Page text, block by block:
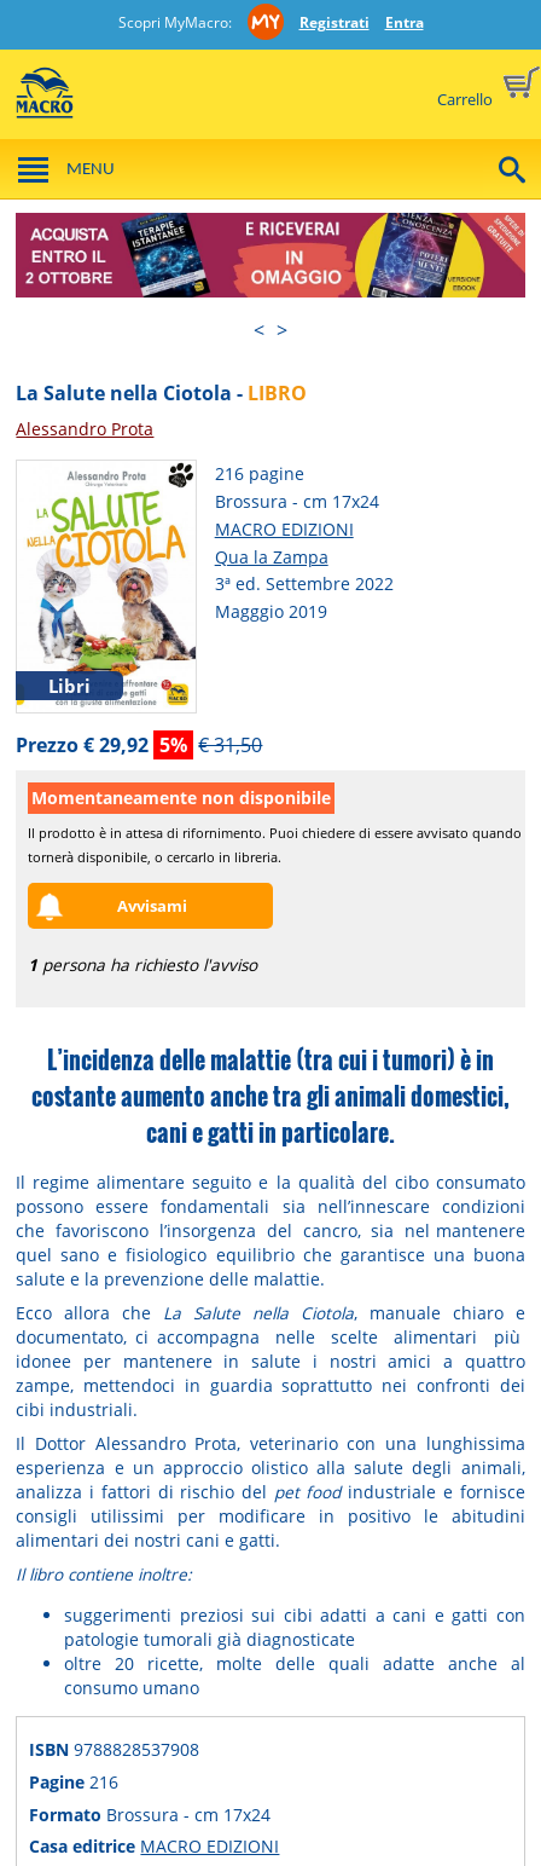
Scopri MyMacro: Registrati Entra
Carrello
MENU
< >
La Salute nella Ciotola - LIBRO
Alessandro Prota
Libri
216 pagine
Brossura - cm 17x24
MACRO EDIZIONI
Qua la Zampa
3ª ed. Settembre 2022
Magggio 2019
Prezzo € 29,92 5% € 31,50
Momentaneamente non disponibile
Il prodotto è in attesa di rifornimento. Puoi chiedere di essere avvisato quando
tornerà disponibile, o cercarlo in libreria.
Avvisami
1 persona ha richiesto l'avviso
L’incidenza delle malattie (tra cui i tumori) è in
costante aumento anche tra gli animali domestici,
cani e gatti in particolare.
Il regime alimentare seguito e la qualità del cibo consumato
possono essere fondamentali sia nell’innescare condizioni
che favoriscono l’insorgenza del cancro, sia nel mantenere
quel sano e fisiologico equilibrio che garantisce una buona
salute e la prevenzione delle malattie.
Ecco allora che La Salute nella Ciotola, manuale chiaro e
documentato, ci accompagna nelle scelte alimentari più
idonee per mantenere in salute i nostri amici a quattro
zampe, mettendoci in guardia soprattutto nei confronti dei
cibi industriali.
Il Dottor Alessandro Prota, veterinario con una lunghissima
esperienza e un approccio olistico alla salute degli animali,
analizza i fattori di rischio del pet foodindustriale e fornisce
consigli utilissimi per modificare in positivo le abitudini
alimentari dei nostri cani e gatti.
Il libro contiene inoltre:
suggerimenti preziosi sui cibi adatti a cani e gatti con
patologie tumorali già diagnosticate
oltre 20 ricette, molte delle quali adatte anche al
consumo umano
ISBN9788828537908
Pagine 216
Formato Brossura - cm 17x24
Casa editrice MACRO EDIZIONI